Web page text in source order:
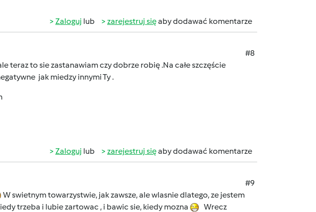
Zaloguj lub zarejestruj sięaby dodawać komentarze
#8
teraz to sie zastanawiam czy dobrze robię .Na całe szczęście
jak miedzy innymi Ty .
Zaloguj lub zarejestruj sięaby dodawać komentarze
#9
W swietnym towarzystwie, jak zawsze, ale wlasnie dlatego, ze jestem
trzeba i lubie zartowac , i bawic sie, kiedy mozna
Wrecz